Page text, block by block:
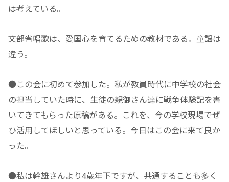
は考えている。
文部省唱歌は、愛国心を育てるための教材である。童謡は
違う。
●この会に初めて参加した。私が教員時代に中学校の社会
の担当していた時に、生徒の親御さん達に戦争体験記を書
いてきてもらった原稿がある。これを、今の学校現場でぜ
ひ活用してほしいと思っている。今日はこの会に来て良か
った。
●私は幹雄さんより4歳年下ですが、共通することも多く